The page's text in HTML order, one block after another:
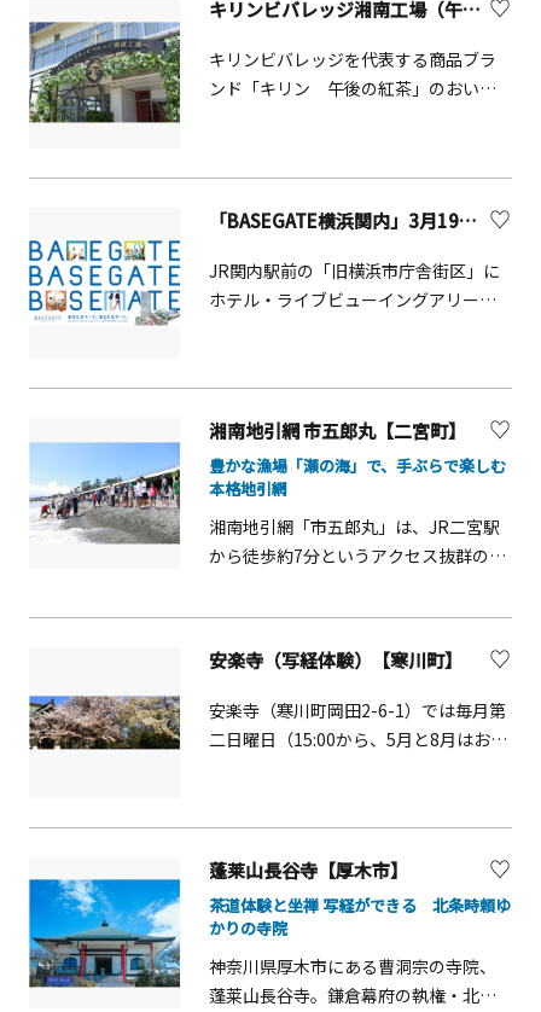
け、木陰の階段に一歩足を踏み入れれ
の心もあじさいの花の一部になったよ
うな癒しの空間。心の奥まで満たして
初めてでも専門の指導スタッフがいる
ので安心です。季節限定の体験メニュ
ーもお楽しみに。併設されている宿泊
室に泊まってじっくり取り組んだり、
いるギャラリーがあります。
キリンビバレッジ湘南工場（午後の紅茶ツアー）【寒川町】
キリンビバレッジを代表する商品ブラ
ンド「キリン 午後の紅茶」のおいし
も子供もお楽しみいただけます。※湘
南工場のツアーには、工場内の製造ラ
イン見学はございません。
「BASEGATE横浜関内」3月19日（木）開業！
JR関内駅前の「旧横浜市庁舎街区」に
ホテル・ライブビューイングアリー
&nbsp;」が、3月19日（木）にグラン
ドオープンします。 商業エリアには初
出店・新業態を含む全55店舗がオープ
ン。「スタジアム横バル街」では横浜
発祥の食文化や県産食材、多彩なグル
メが楽しめます。また、「有隣堂」が
手がける文化拠点は、書店を核に、コ
ショップ、雑貨、食品、飲食が連なり
ます。さらにDeNA が手がける没入型体
験施設 「ワンダリア横浜 Supported by
Umios 」では、臨場感のある映像で演
出された、緑豊かな森林や神秘的な深
湘南地引網 市五郎丸【二宮町】
豊かな漁場「瀬の海」で、手ぶらで楽しむ
本格地引網
湘南地引網「市五郎丸」は、JR二宮駅
から徒歩約7分というアクセス抜群のロ
ット。人気の「貸切地引網」は1日2グ
トエリアで落ち着いて楽しめるのが特
徴です。二宮沖は、プランクトンが多
く発生する大陸棚「瀬の海」と呼ばれ
きの要領でロープを引くだけなので、
子どもも簡単！丁寧に説明してもらえ
るので、はじめてでも安心です。人気オ
プション「手ぶらでバーベキュー」と
セットで申し込めば、獲れた魚をその
安楽寺（写経体験）【寒川町】
安楽寺（寒川町岡田2-6-1）では毎月第
二日曜日（15:00から、5月と8月はお休
ので、正座が苦手な方も安心してお越
しください。当寺は養老年間の建立と
伝えられており、本尊大日如来像は平
安期の仏像です。古からの祈りの力に
包まれてみませんか。
蓬莱山長谷寺【厚木市】
茶道体験と坐禅 写経ができる 北条時頼ゆ
かりの寺院
神奈川県厚木市にある曹洞宗の寺院、
蓬莱山長谷寺。鎌倉幕府の執権・北条